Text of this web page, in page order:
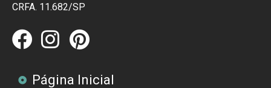
CRFA. 11.682/SP
Página Inicial